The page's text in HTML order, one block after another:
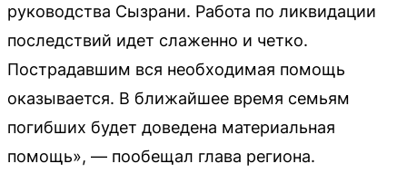
руководства Сызрани. Работа по ликвидации
последствий идет слаженно и четко.
Пострадавшим вся необходимая помощь
оказывается. В ближайшее время семьям
погибших будет доведена материальная
помощь», — пообещал глава региона.